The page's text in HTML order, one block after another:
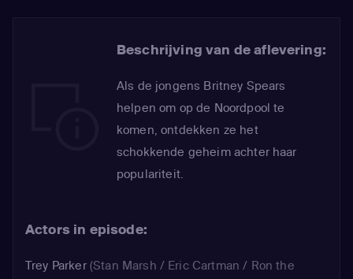
Beschrijving van de aflevering:
Als de jongens Britney Spears
helpen om op de Noordpool te
komen, ontdekken ze het
schokkende geheim achter haar
populariteit.
Actors in episode:
Trey Parker(Stan Marsh / Eric Cartman / Ron the